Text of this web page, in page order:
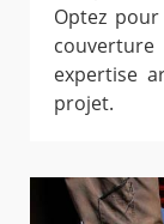
Optez
expertise
projet.